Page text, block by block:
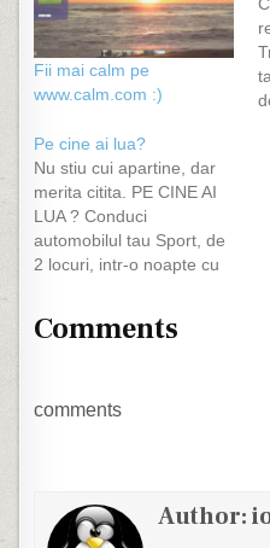
Fii mai calm pe
www.calm.com :)
Pe cine ai lua?
Nu stiu cui apartine, dar
merita citita. PE CINE AI
LUA ? Conduci
automobilul tau Sport, de
2 locuri, intr-o noapte cu
unde se afla 3persoane
vechi prieten, care, odata,
Comments
comments
Author: